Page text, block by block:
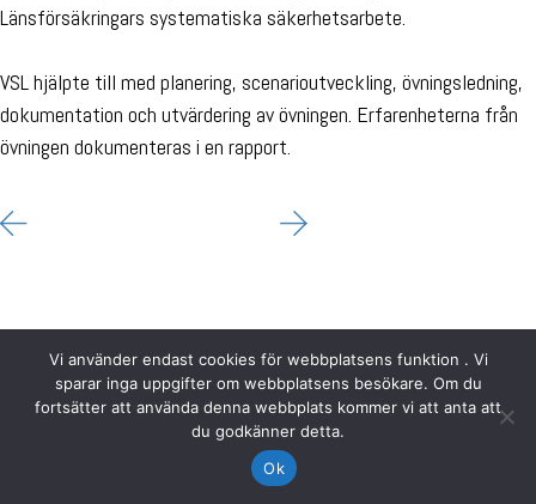
Länsförsäkringars systematiska säkerhetsarbete.
VSL hjälpte till med planering, scenarioutveckling, övningsledning,
dokumentation och utvärdering av övningen. Erfarenheterna från
övningen dokumenteras i en rapport.
Vi använder endast cookies för webbplatsens funktion . Vi
sparar inga uppgifter om webbplatsens besökare. Om du
fortsätter att använda denna webbplats kommer vi att anta att
du godkänner detta.
Ok